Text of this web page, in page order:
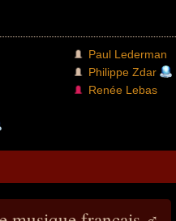
Paul Lederman
Philippe Zdar
Renée Lebas